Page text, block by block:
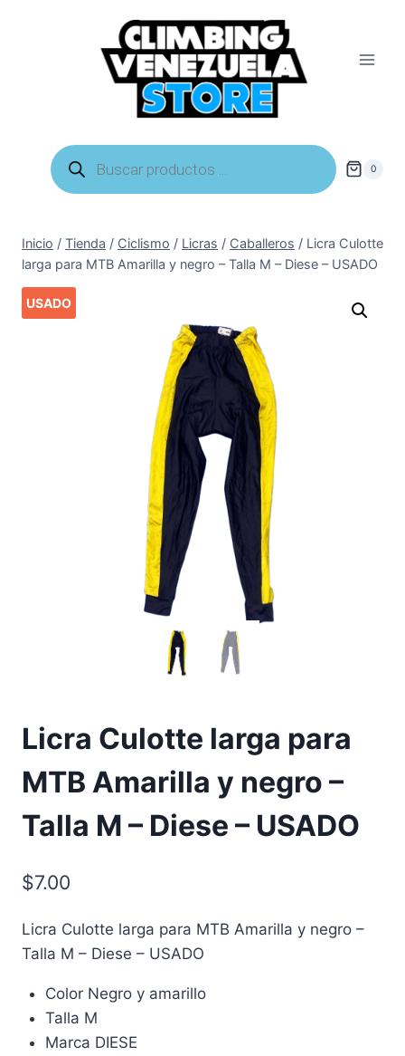
Búsqueda
de
productos
0
Inicio / Tienda / Ciclismo / Licras / Caballeros / Licra Culotte
larga para MTB Amarilla y negro – Talla M – Diese – USADO
USADO
Licra Culotte larga para
MTB Amarilla y negro –
Talla M – Diese – USADO
$7.00
Licra Culotte larga para MTB Amarilla y negro –
Talla M – Diese – USADO
Color Negro y amarillo
Talla M
Marca DIESE